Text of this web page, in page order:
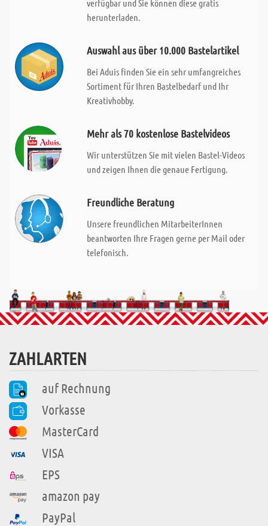
verfügbar und Sie können diese gratis
herunterladen.
Auswahl aus über 10.000 Bastelartikel
Bei Aduis finden Sie ein sehr umfangreiches
Sortiment für Ihren Bastelbedarf und Ihr
Kreativhobby.
Mehr als 70 kostenlose Bastelvideos
Wir unterstützen Sie mit vielen Bastel-Videos
und zeigen Ihnen die genaue Fertigung.
Freundliche Beratung
Unsere freundlichen MitarbeiterInnen
beantworten Ihre Fragen gerne per Mail oder
telefonisch.
ZAHLARTEN
auf Rechnung
Vorkasse
MasterCard
VISA
EPS
amazon pay
PayPal